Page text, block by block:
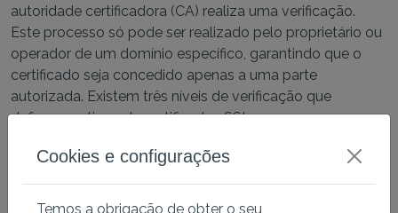
autoridade certificadora (CA) realiza uma verificação.
Este processo só pode ser realizado pelo proprietário ou
operador de um domínio específico, garantindo que o
certificado seja concedido apenas a uma parte
autorizada. Existem três níveis de verificação que
definem os tipos de certificados SSL.
Certificados de Validação de Domínio (DV
Para obter um certificado, é suficiente verificar o domínio,
Cookies e configurações
Temos a obrigação de obter o seu